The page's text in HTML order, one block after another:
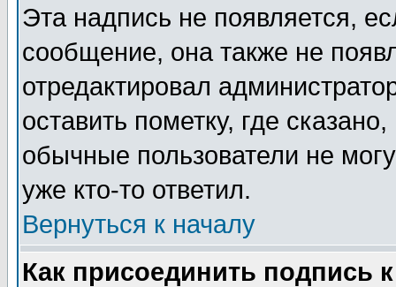
Эта надпись не появляется,
сообщение, она также не
отредактировал
оставить пометку, где
обычные пользователи не
уже кто-то ответил.
Вернуться к началу
Как присоединить подпись